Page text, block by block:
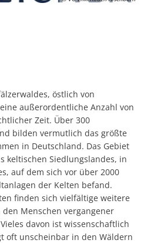
östlich von
außerordentliche Anzahl von
Zeit. Über 300
bilden vermutlich das größte
in Deutschland. Das Gebiet
keltischen Siedlungslandes, in
auf dem sich vor über 2000
der Kelten befand.
finden sich vielfältige weitere
Menschen vergangener
davon ist wissenschaftlich
oft unscheinbar in den Wäldern